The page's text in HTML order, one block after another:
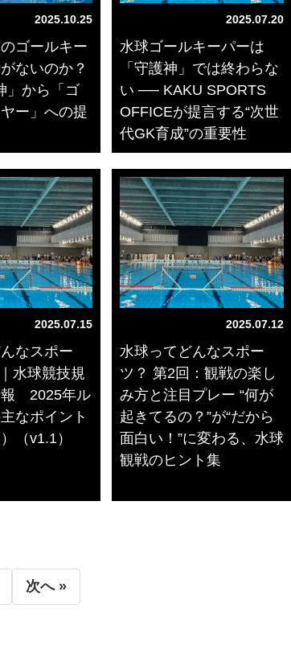
2025.10.25
ゴールキー
ないのか？
」から「ゴ
ー」への提
2025.07.20
水球ゴールキーパーは
「守護神」では終わらな
い ── KAKU SPORTS
OFFICEが提言する“次世
代GK育成”の重要性
2025.07.15
なスポー
水球競技規
報 2025年ル
なポイント
（v1.1）
2025.07.12
水球ってどんなスポー
ツ？ 第2回：観戦の楽し
み方と注目プレー “何が
起きてるの？”が“だから
面白い！”に変わる、水球
観戦のヒント集
次へ »